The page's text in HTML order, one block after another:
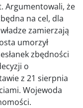
Argumentowali, że
na cel, dla
zamierzają
umorzył
zbędności
o
z 21 sierpnia
Wojewoda